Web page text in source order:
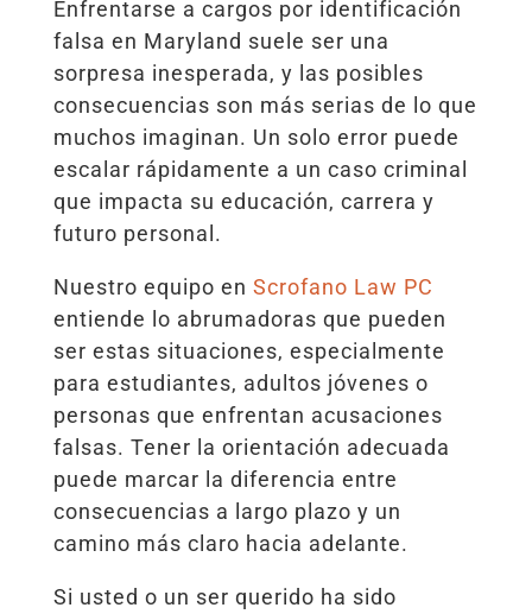
Enfrentarse a cargos por identificación
falsa en Maryland suele ser una
sorpresa inesperada, y las posibles
consecuencias son más serias de lo que
muchos imaginan. Un solo error puede
escalar rápidamente a un caso criminal
que impacta su educación, carrera y
futuro personal.
Nuestro equipo en Scrofano Law PC
entiende lo abrumadoras que pueden
ser estas situaciones, especialmente
para estudiantes, adultos jóvenes o
personas que enfrentan acusaciones
falsas. Tener la orientación adecuada
puede marcar la diferencia entre
consecuencias a largo plazo y un
camino más claro hacia adelante.
Si usted o un ser querido ha sido